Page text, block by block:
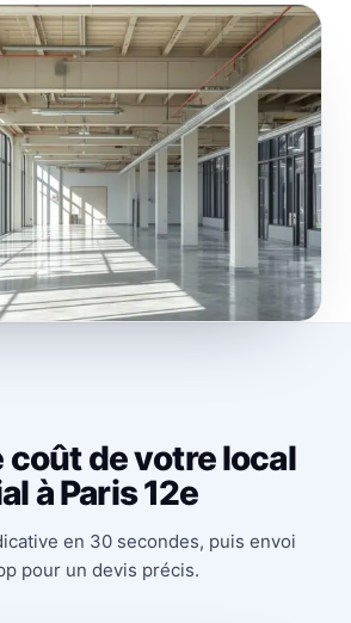
coût de votre local
à Paris 12e
en 30 secondes, puis envoi
pour un devis précis.